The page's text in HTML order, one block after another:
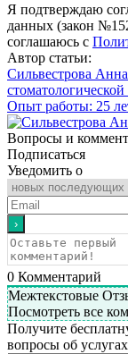
Я подтверждаю
данных (закон
соглашаюсь с
Автор статьи:
Сильвестрова
Опыт работы: 25
Вопросы и
Подписаться
Уведомить о
0 Комментарий
Межтекстовые
Посмотреть все
Получите
вопросы об